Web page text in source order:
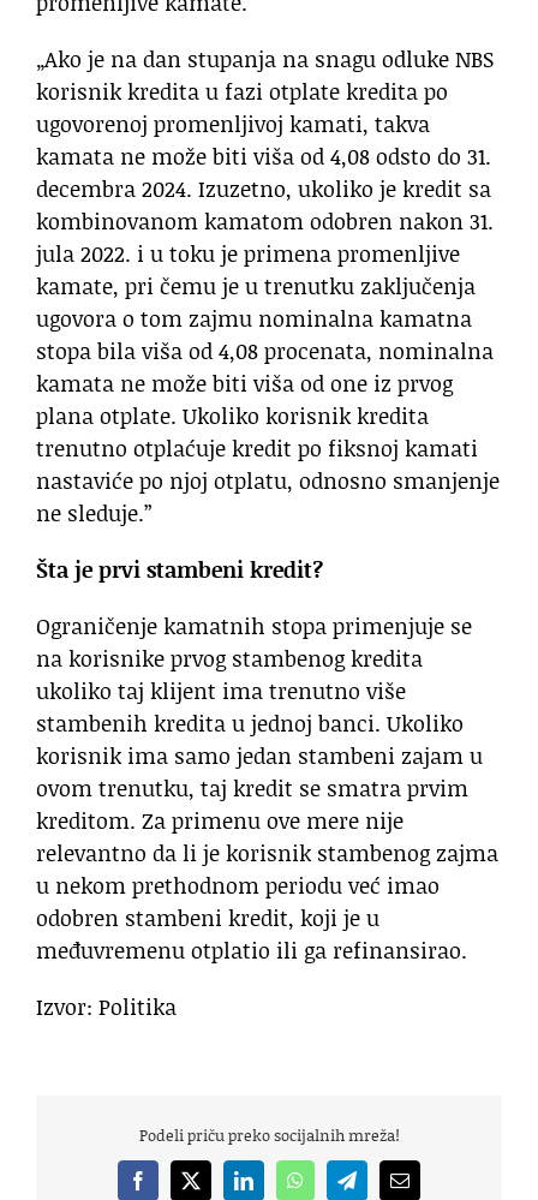
„Ako je na dan stupanja na snagu odluke NBS
korisnik kredita u fazi otplate kredita po
ugovorenoj promenljivoj kamati, takva
kamata ne može biti viša od 4,08 odsto do 31.
decembra 2024. Izuzetno, ukoliko je kredit sa
kombinovanom kamatom odobren nakon 31.
jula 2022. i u toku je primena promenljive
kamate, pri čemu je u trenutku zaključenja
ugovora o tom zajmu nominalna kamatna
stopa bila viša od 4,08 procenata, nominalna
kamata ne može biti viša od one iz prvog
plana otplate. Ukoliko korisnik kredita
trenutno otplaćuje kredit po fiksnoj kamati
nastaviće po njoj otplatu, odnosno smanjenje
ne sleduje.”
Šta je prvi stambeni kredit?
Ograničenje kamatnih stopa primenjuje se
na korisnike prvog stambenog kredita
ukoliko taj klijent ima trenutno više
stambenih kredita u jednoj banci. Ukoliko
korisnik ima samo jedan stambeni zajam u
ovom trenutku, taj kredit se smatra prvim
kreditom. Za primenu ove mere nije
relevantno da li je korisnik stambenog zajma
u nekom prethodnom periodu već imao
odobren stambeni kredit, koji je u
međuvremenu otplatio ili ga refinansirao.
Izvor: Politika
Podeli priču preko socijalnih mreža!
Facebook
X LinkedInWhatsAppTelegramEmail